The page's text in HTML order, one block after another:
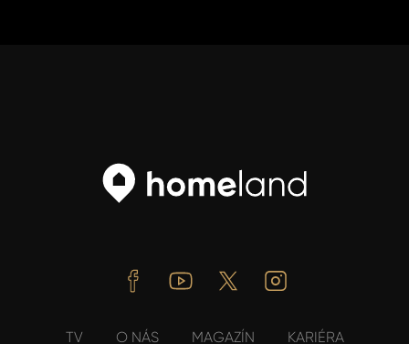
FacebookYoutube Twitter
TV O NÁS MAGAZÍN KARIÉRA